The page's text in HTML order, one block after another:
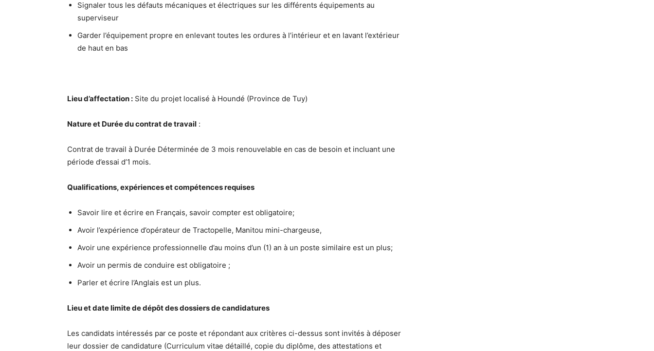
Signaler tous les défauts mécaniques et électriques sur les différents équipements au
superviseur
Garder l’équipement propre en enlevant toutes les ordures à l’intérieur et en lavant l’extérieur
de haut en bas
Lieu d’affectation : Site du projet localisé à Houndé (Province de Tuy)
Nature et Durée du contrat de travail :
Contrat de travail à Durée Déterminée de 3 mois renouvelable en cas de besoin et incluant une
période d’essai d’1 mois.
Qualifications, expériences et compétences requises
Savoir lire et écrire en Français, savoir compter est obligatoire;
Avoir l’expérience d’opérateur de Tractopelle, Manitou mini-chargeuse,
Avoir une expérience professionnelle d’au moins d’un (1) an à un poste similaire est un plus;
Avoir un permis de conduire est obligatoire ;
Parler et écrire l’Anglais est un plus.
Lieu et date limite de dépôt des dossiers de candidatures
Les candidats intéressés par ce poste et répondant aux critères ci-dessus sont invités à déposer
leur dossier de candidature (Curriculum vitae détaillé, copie du diplôme, des attestations et